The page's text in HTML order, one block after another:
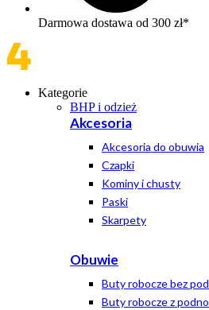
Darmowa dostawa od 300 zł*
Kategorie
BHP i odzież
Akcesoria
Akcesoria do obuwia
Czapki
Kominy i chusty
Paski
Skarpety
Obuwie
Buty robocze bez
Buty robocze z